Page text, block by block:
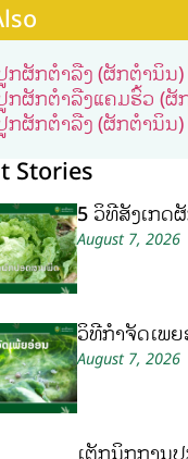
ກຜັກຕໍາລືງ (ຜັກຕໍານິນ)
ກຜັກຕໍາລືງແຄມຮົ້ວ (ຜັ
ກຜັກຕໍາລືງ (ຜັກຕໍານິນ)
Stories
5 ວິທີສັງເກ
August 7, 2026
ວິທີກໍາຈັດເພ້
August 7, 2026
ເຕັກນິກການ